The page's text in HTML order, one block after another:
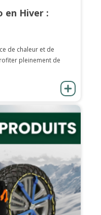
en Hiver :
de chaleur et de
pleinement de